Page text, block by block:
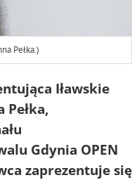
Pełka.)
Iławskie
Gdynia OPEN
zaprezentuje się